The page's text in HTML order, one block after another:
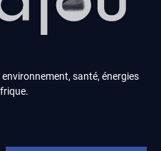
santé, énergies